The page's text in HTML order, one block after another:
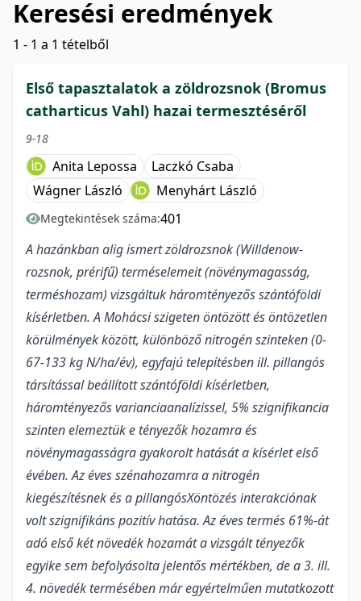
Keresési eredmények
1 - 1 a 1 tételből
Első tapasztalatok a zöldrozsnok (Bromus
catharticus Vahl) hazai termesztéséről
9-18
Anita Lepossa
Laczkó Csaba
Wágner László
Menyhárt László
Megtekintések száma:401
A hazánkban alig ismert zöldrozsnok (Willdenow-
rozsnok, prérifű) terméselemeit (növénymagasság,
terméshozam) vizsgáltuk háromtényezős szántóföldi
kísérletben. A Mohácsi szigeten öntözött és öntözetlen
körülmények között, különböző nitrogén szinteken (0-
67-133 kg N/ha/év), egyfajú telepítésben ill. pillangós
társítással beállított szántóföldi kísérletben,
háromtényezős varianciaanalízissel, 5% szignifikancia
szinten elemeztük e tényezők hozamra és
növénymagasságra gyakorolt hatását a kísérlet első
évében. Az éves szénahozamra a nitrogén
kiegészítésnek és a pillangósXöntözés interakciónak
volt szignifikáns pozitív hatása. Az éves termés 61%-át
adó első két növedék hozamát a vizsgált tényezők
egyike sem befolyásolta jelentős mértékben, de a 3. ill.
4. növedék termésében már egyértelműen mutatkozott